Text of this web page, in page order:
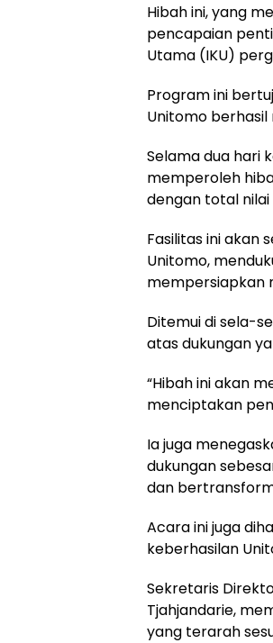
Hibah ini, yang
pencapaian
Utama (IKU)
Program ini
Unitomo berhasil
Selama dua hari
memperoleh
dengan total
Fasilitas ini akan
Unitomo,
mempersiapkan
Ditemui di sela-
atas dukungan
“Hibah ini akan
menciptakan
Ia juga
dukungan
dan
Acara ini juga
keberhasilan
Sekretaris
Tjahjandarie,
yang terarah